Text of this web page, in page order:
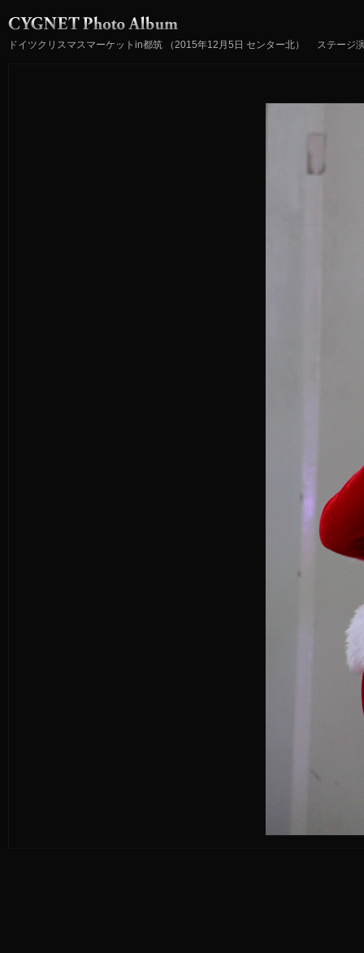
ドイツクリスマスマーケットin都筑 （2015年12月5日 センター北） ステージ